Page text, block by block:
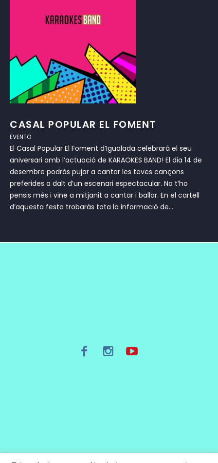
CASAL POPULAR EL FOMENT
EVENTO
El Casal Popular El Foment d’Igualada celebrará el seu
aniversari amb l’actuació de KARAOKES BAND! El dia 14 de
desembre podràs pujar a cantar les teves cançons
preferides a dalt d’un escenari espectacular. No t’ho
pensis més i vine a mitjanit a cantar i ballar. En el cartell
d’aquesta festa trobaràs tota la informació de...